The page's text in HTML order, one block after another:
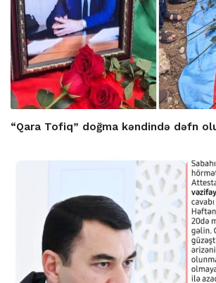
“Qara Tofiq” doğma kəndində dəfn